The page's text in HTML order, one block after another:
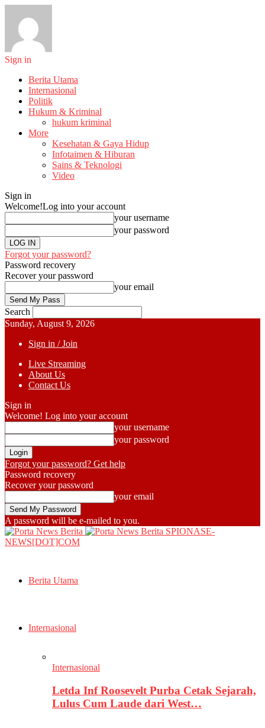
Sign in
Berita Utama
Internasional
Politik
Hukum & Kriminal
hukum kriminal
More
Kesehatan & Gaya Hidup
Infotaimen & Hiburan
Sains & Teknologi
Video
Sign in
Welcome!Log into your account
your username
your password
Forgot your password?
Password recovery
Recover your password
your email
Search
Sunday, August 9, 2026
Sign in / Join
Live Streaming
About Us
Contact Us
Sign in
Welcome! Log into your account
your username
your password
Forgot your password? Get help
Password recovery
Recover your password
your email
A password will be e-mailed to you.
SPIONASE-
NEWS[DOT]COM
Berita Utama
Internasional
Internasional
Letda Inf Roosevelt Purba Cetak Sejarah,
Lulus Cum Laude dari West…